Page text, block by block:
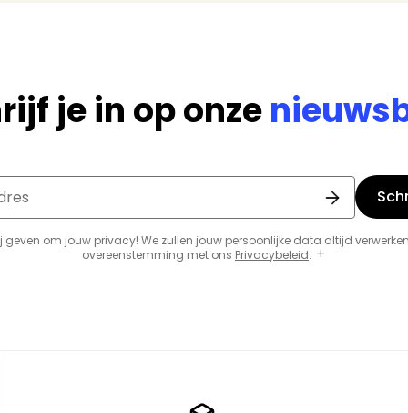
je in op onze
geven om jouw privacy! We zullen jouw persoonlijke data altijd
overeenstemming met ons Privacybeleid.